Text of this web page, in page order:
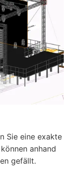
Sie eine exakte
anhand
gefällt.